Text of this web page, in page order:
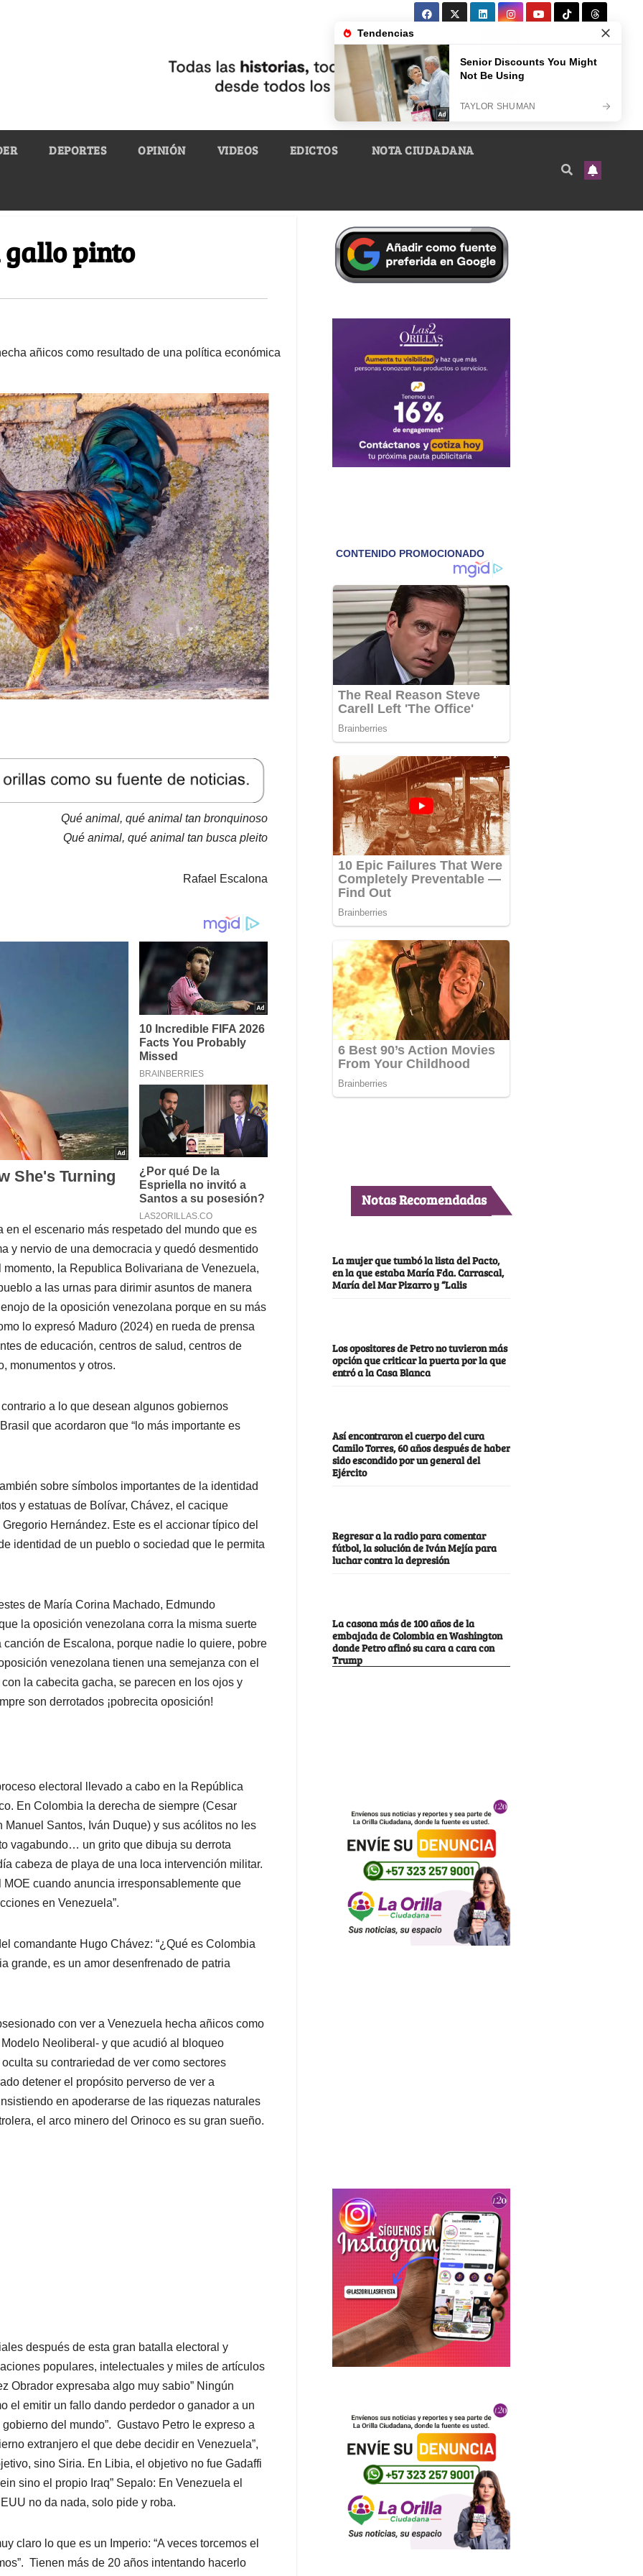
DEPORTES OPINIÓN VIDEOS EDICTOS NOTA CIUDADANA
gallo pinto
añicos como resultado de una política económica
Qué animal, qué animal tan bronquinoso
Qué animal, qué animal tan busca pleito
Rafael Escalona
el escenario más respetado del mundo que es
y nervio de una democracia y quedó desmentido
la Republica Bolivariana de Venezuela,
a las urnas para dirimir asuntos de manera
de la oposición venezolana porque en su más
lo expresó Maduro (2024) en rueda de prensa
de educación, centros de salud, centros de
monumentos y otros.
a lo que desean algunos gobiernos
que acordaron que “lo más importante es
sobre símbolos importantes de la identidad
y estatuas de Bolívar, Chávez, el cacique
Hernández. Este es el accionar típico del
identidad de un pueblo o sociedad que le permita
de María Corina Machado, Edmundo
la oposición venezolana corra la misma suerte
de Escalona, porque nadie lo quiere, pobre
venezolana tienen una semejanza con el
la cabecita gacha, se parecen en los ojos y
son derrotados ¡pobrecita oposición!
electoral llevado a cabo en la República
En Colombia la derecha de siempre (Cesar
Santos, Iván Duque) y sus acólitos no les
vagabundo… un grito que dibuja su derrota
cabeza de playa de una loca intervención militar.
cuando anuncia irresponsablemente que
en Venezuela”.
comandante Hugo Chávez: “¿Qué es Colombia
grande, es un amor desenfrenado de patria
con ver a Venezuela hecha añicos como
Neoliberal- y que acudió al bloqueo
su contrariedad de ver como sectores
detener el propósito perverso de ver a
en apoderarse de las riquezas naturales
el arco minero del Orinoco es su gran sueño.
después de esta gran batalla electoral y
populares, intelectuales y miles de artículos
Obrador expresaba algo muy sabio” Ningún
el emitir un fallo dando perdedor o ganador a un
del mundo”. Gustavo Petro le expreso a
extranjero el que debe decidir en Venezuela”,
sino Siria. En Libia, el objetivo no fue Gadaffi
sino el propio Iraq” Sepalo: En Venezuela el
no da nada, solo pide y roba.
claro lo que es un Imperio: “A veces torcemos el
Tienen más de 20 años intentando hacerlo
Notas Recomendadas
La mujer que tumbó la lista del Pacto,
en la que estaba María Fda. Carrascal,
María del Mar Pizarro y “Lalis
Los opositores de Petro no tuvieron más
opción que criticar la puerta por la que
entró a la Casa Blanca
Así encontraron el cuerpo del cura
Camilo Torres, 60 años después de haber
sido escondido por un general del
Ejército
Regresar a la radio para comentar
fútbol, la solución de Iván Mejía para
luchar contra la depresión
La casona más de 100 años de la
embajada de Colombia en Washington
donde Petro afinó su cara a cara con
Trump